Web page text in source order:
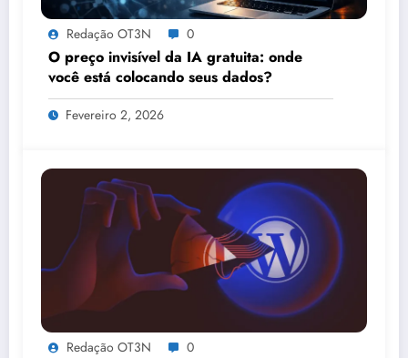
Redação OT3N 0
O preço invisível da IA gratuita: onde
você está colocando seus dados?
Fevereiro 2, 2026
Redação OT3N 0